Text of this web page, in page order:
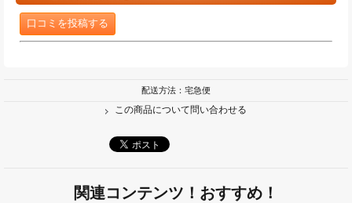
口コミを投稿する
配送方法：宅急便
この商品について問い合わせる
関連コンテンツ！おすすめ！